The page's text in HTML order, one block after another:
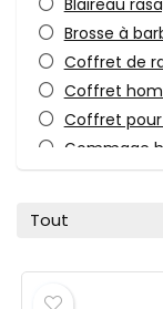
Blaireau
Brosse à
Coffret de
Coffret
Coffret
Gommage
Huile pour
Tout